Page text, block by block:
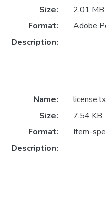
Size:
2.01 MB
Format:
Adobe
Description:
Name:
Size:
7.54 KB
Format:
Item-
Description: